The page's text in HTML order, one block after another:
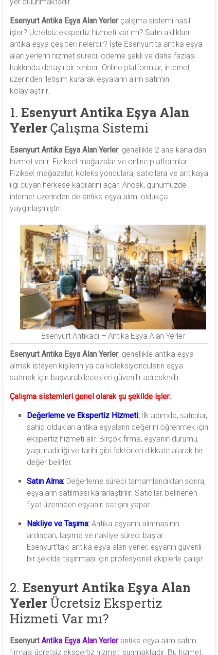
Esenyurt Antika Eşya Alan Yerlerçalışma sistemi nasıl
işler? Ücretsiz ekspertiz hizmeti var mı? Satın aldıkları
antika eşya çeşitleri nelerdir? İşte Esenyurt’ta antika eşya
alan yerlerin hizmet süreci, ödeme şekli ve daha fazlası
hakkında detaylı bir rehber. Online platformlar, internet
üzerinden iletişim kurarak eşyaların alım satımını
kolaylaştırır.
1. Esenyurt Antika Eşya Alan
YerlerÇalışma Sistemi
Esenyurt Antika Eşya Alan Yerler, genellikle 2 ana kanaldan
hizmet verir: Fiziksel mağazalar ve online platformlar.
Fiziksel mağazalar, koleksiyonculara, satıcılara ve antikaya
ilgi duyan herkese kapılarını açar. Ancak, günümüzde
internet üzerinden de antika eşya alımı oldukça
yaygınlaşmıştır.
Esenyurt Antikacı – Antika Eşya Alan Yerler
Esenyurt Antika Eşya Alan Yerler, genellikle antika eşya
almak isteyen kişilerin ya da koleksiyoncuların eşya
satmak için başvurabilecekleri güvenilir adreslerdir.
Çalışma sistemleri genel olarak şu şekilde işler:
Değerleme ve Ekspertiz Hizmeti: İlk adımda, satıcılar,
sahip oldukları antika eşyaların değerini öğrenmek için
ekspertiz hizmeti alır. Birçok firma, eşyanın durumu,
yaşı, nadirliği ve tarihi gibi faktörleri dikkate alarak bir
değer belirler.
Satın Alma:Değerleme süreci tamamlandıktan sonra,
eşyaların satılması kararlaştırılır. Satıcılar, belirlenen
fiyat üzerinden eşyanın satışını yapar.
Nakliye ve Taşıma:Antika eşyanın alınmasının
ardından, taşıma ve nakliye süreci başlar.
Esenyurt’taki antika eşya alan yerler, eşyanın güvenli
bir şekilde taşınması için profesyonel ekiplerle çalışır.
2. Esenyurt Antika Eşya Alan
Yerler Ücretsiz Ekspertiz
Hizmeti Var mı?
EsenyurtAntika Eşya Alan Yerlerantika eşya alım satım
firması ücretsiz ekspertiz hizmeti sunmaktadır. Bu hizmet,